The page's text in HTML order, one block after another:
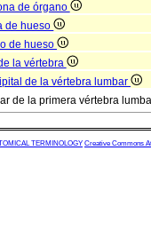
de órgano
de hueso
de hueso
la vértebra
de la vértebra lumbar
de la primera vértebra
TERMINOLOGY Creative Commons